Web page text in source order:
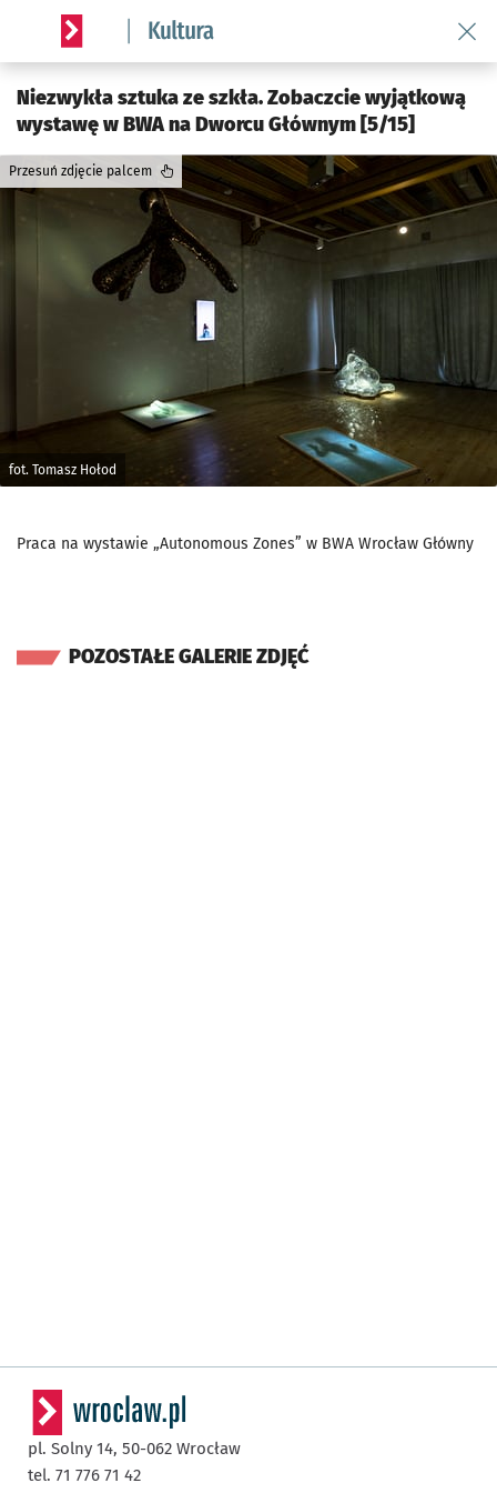
Serwis informacyjny wroclaw.pl podserwis: Kultura
Niezwykła sztuka ze szkła. Zobaczcie wyjątkową
wystawę w BWA na Dworcu Głównym [5/15]
fot. Tomasz Hołod
Przesuń zdjęcie palcem
Praca na wystawie „Autonomous Zones” w BWA Wrocław Główny
POZOSTAŁE GALERIE ZDJĘĆ
pl. Solny 14, 50-062 Wrocław
tel. 71 776 71 42